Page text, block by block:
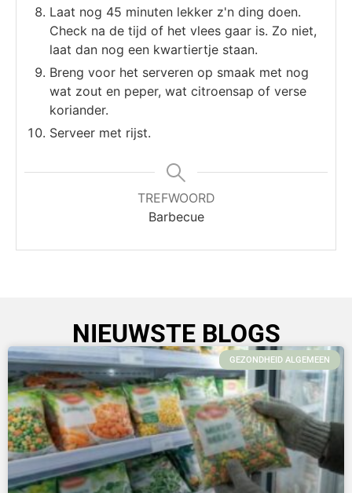
Laat nog 45 minuten lekker z'n ding doen.
Check na de tijd of het vlees gaar is. Zo niet,
laat dan nog een kwartiertje staan.
Breng voor het serveren op smaak met nog
wat zout en peper, wat citroensap of verse
koriander.
Serveer met rijst.
TREFWOORD
Barbecue
NIEUWSTE BLOGS
GEZONDHEID ALGEMEEN